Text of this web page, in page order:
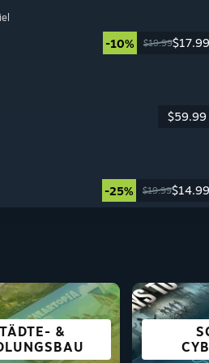
-10% $19.99$17.99
$59.99
-25% $19.99$14.99
&
ALLE